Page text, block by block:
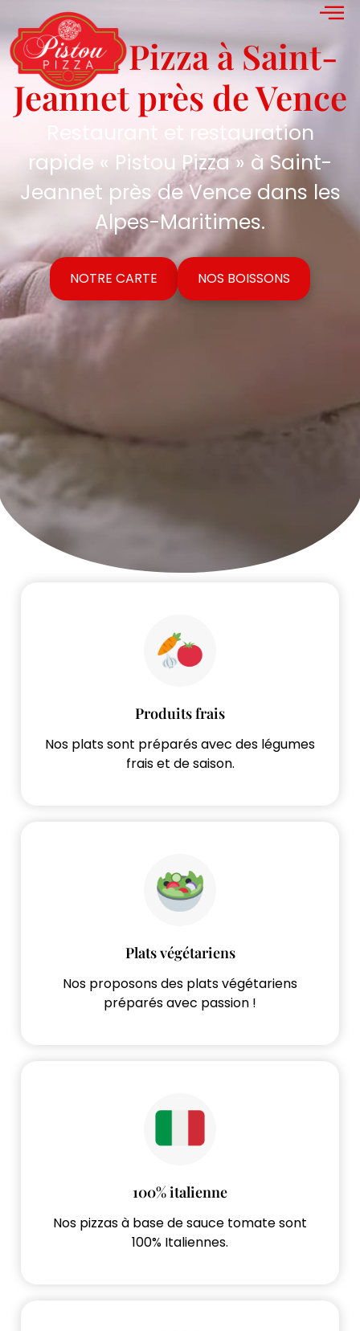
Pistou Pizza à Saint-
Jeannet près de Vence
Restaurant et restauration
rapide « Pistou Pizza » à Saint-
Jeannet près de Vence dans les
Alpes-Maritimes.
NOTRE CARTE NOS BOISSONS
Produits frais
Nos plats sont préparés avec des légumes
frais et de saison.
Plats végétariens
Nos proposons des plats végétariens
préparés avec passion !
100% italienne
Nos pizzas à base de sauce tomate sont
100% Italiennes.